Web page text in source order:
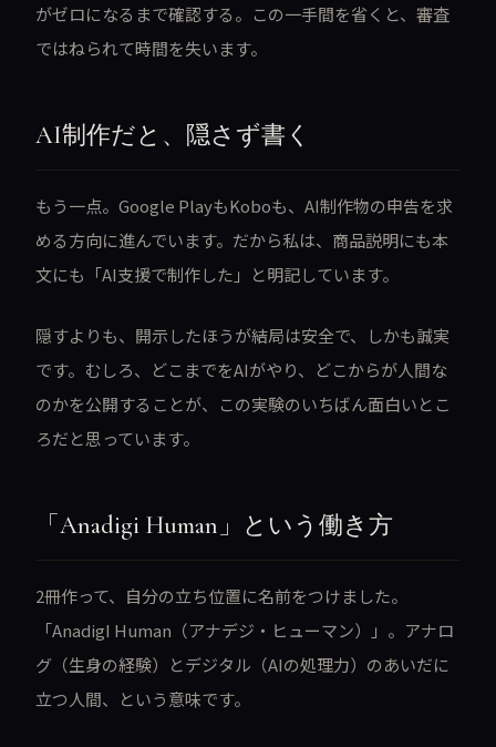
がゼロになるまで確認する。この一手間を省くと、審査
ではねられて時間を失います。
AI制作だと、隠さず書く
もう一点。Google PlayもKoboも、AI制作物の申告を求
める方向に進んでいます。だから私は、商品説明にも本
文にも「AI支援で制作した」と明記しています。
隠すよりも、開示したほうが結局は安全で、しかも誠実
です。むしろ、どこまでをAIがやり、どこからが人間な
のかを公開することが、この実験のいちばん面白いとこ
ろだと思っています。
「Anadigi Human」という働き方
2冊作って、自分の立ち位置に名前をつけました。
「AnadigI Human（アナデジ・ヒューマン）」。アナロ
グ（生身の経験）とデジタル（AIの処理力）のあいだに
立つ人間、という意味です。